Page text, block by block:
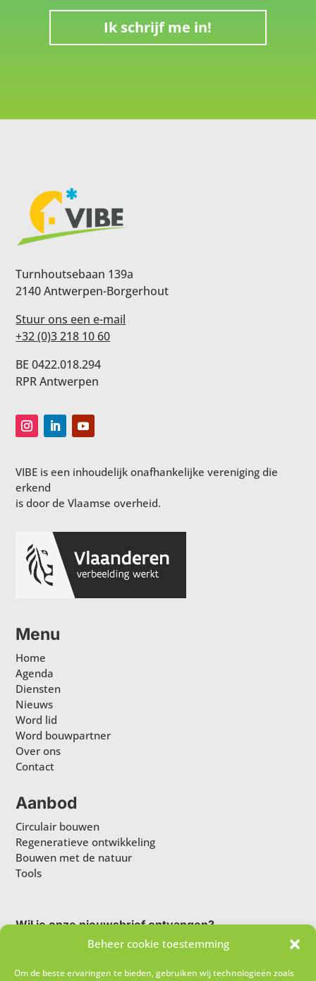
Beheer cookie toestemming
Om de beste ervaringen te bieden, gebruiken wij technologieën zoals
Ik schrijf me in!
Turnhoutsebaan 139a
2140 Antwerpen-Borgerhout
Stuur ons een e-mail
+32 (0)3 218 10 60
BE 0422.018.294
RPR Antwerpen
VIBE is een inhoudelijk onafhankelijke vereniging die
erkend
is door de Vlaamse overheid.
Menu
Home
Agenda
Diensten
Nieuws
Word lid
Word bouwpartner
Over ons
Contact
Aanbod
Circulair bouwen
Regeneratieve ontwikkeling
Bouwen met de natuur
Tools
Wil je onze nieuwsbrief ontvangen?